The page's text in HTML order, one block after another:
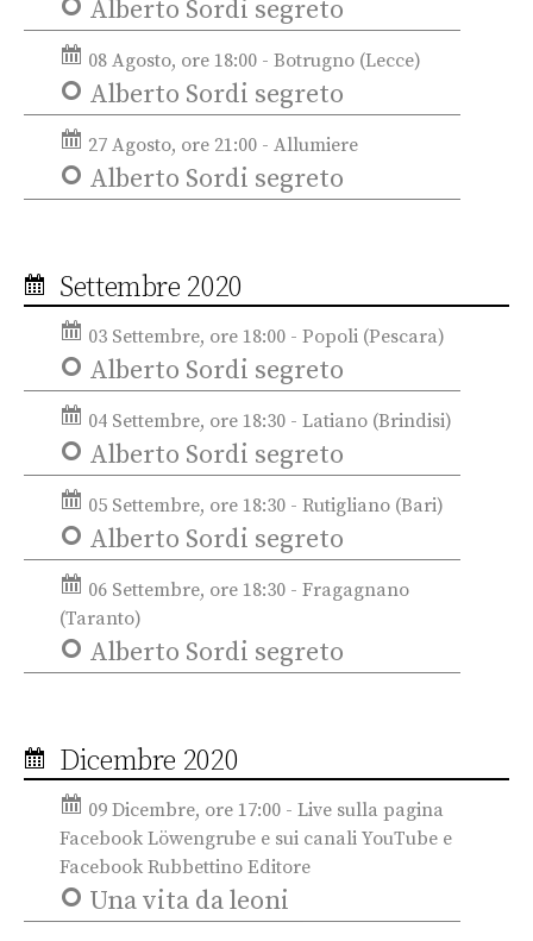
Alberto Sordi segreto
08 Agosto, ore 18:00 - Botrugno (Lecce)
Alberto Sordi segreto
27 Agosto, ore 21:00 - Allumiere
Alberto Sordi segreto
Settembre 2020
03 Settembre, ore 18:00 - Popoli (Pescara)
Alberto Sordi segreto
04 Settembre, ore 18:30 - Latiano (Brindisi)
Alberto Sordi segreto
05 Settembre, ore 18:30 - Rutigliano (Bari)
Alberto Sordi segreto
06 Settembre, ore 18:30 - Fragagnano
(Taranto)
Alberto Sordi segreto
Dicembre 2020
09 Dicembre, ore 17:00 - Live sulla pagina
Facebook Löwengrube e sui canali YouTube e
Facebook Rubbettino Editore
Una vita da leoni